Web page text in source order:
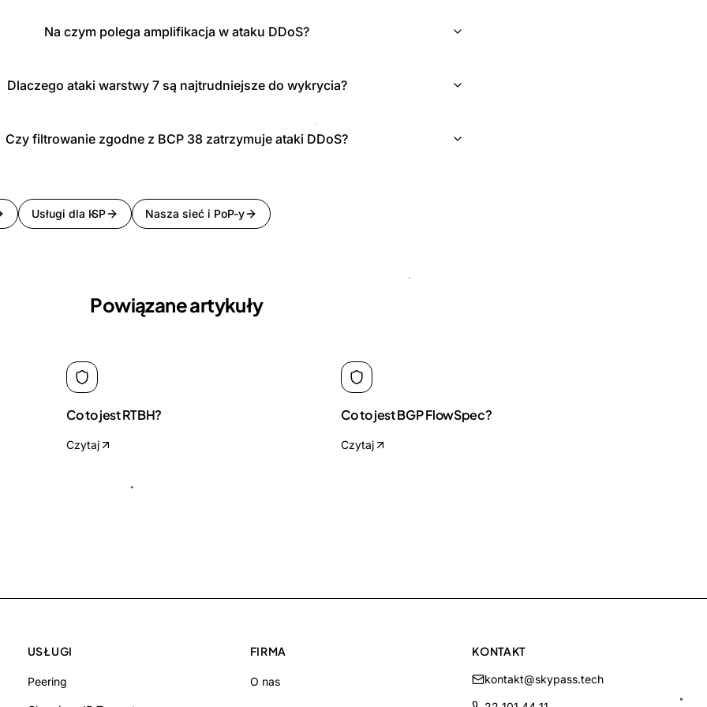
Na czym polega amplifikacja w ataku DDoS?
Dlaczego ataki warstwy 7 są najtrudniejsze do wykrycia?
Czy filtrowanie zgodne z BCP 38 zatrzymuje ataki DDoS?
Usługi dla ISP Nasza sieć i PoP-y
Powiązane artykuły
Co to jest RTBH?
Czytaj
Co to jest BGP FlowSpec?
Czytaj
USŁUGI
Peering
FIRMA
O nas
KONTAKT
kontakt@skypass.tech